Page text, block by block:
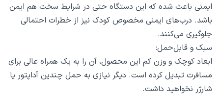
ایمنی باعث شده که این دستگاه حتی در شرایط سخت هم ایمن
باشد. درب‌های ایمنی مخصوص کودک نیز از خطرات احتمالی
جلوگیری می‌کنند.
سبک و قابل‌حمل:
ابعاد کوچک و وزن کم این محصول، آن را به یک همراه عالی برای
مسافرت تبدیل کرده است. دیگر نیازی به حمل چندین آداپتور یا
شارژر نخواهید داشت.